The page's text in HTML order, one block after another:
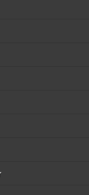
ルギー
ップ